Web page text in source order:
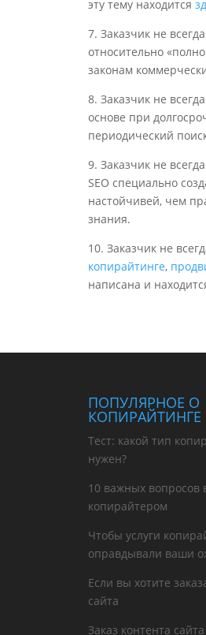
эту тему находится
7. Заказчик не
относительно
законам
8. Заказчик не
основе при
периодический
9. Заказчик не
SEO специально
настойчивей, чем
знания.
10. Заказчик не
копирайтинге,
написана и
ПОПУЛЯРНОЕ О
КОПИРАЙТИНГЕ
Тест: какой тип
нужен?
10 важных вопросов
копирайтером
Чтобы услуги
оправдывали ваши
Если вы хотите
сайта
Заказ контента